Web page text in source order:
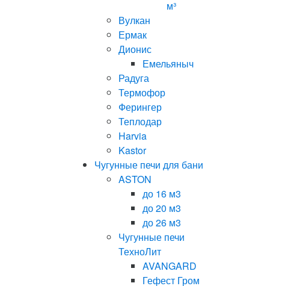
м³
Вулкан
Ермак
Дионис
Емельяныч
Радуга
Термофор
Ферингер
Теплодар
Harvia
Kastor
Чугунные печи для бани
ASTON
до 16 м3
до 20 м3
до 26 м3
Чугунные печи
ТехноЛит
AVANGARD
Гефест Гром